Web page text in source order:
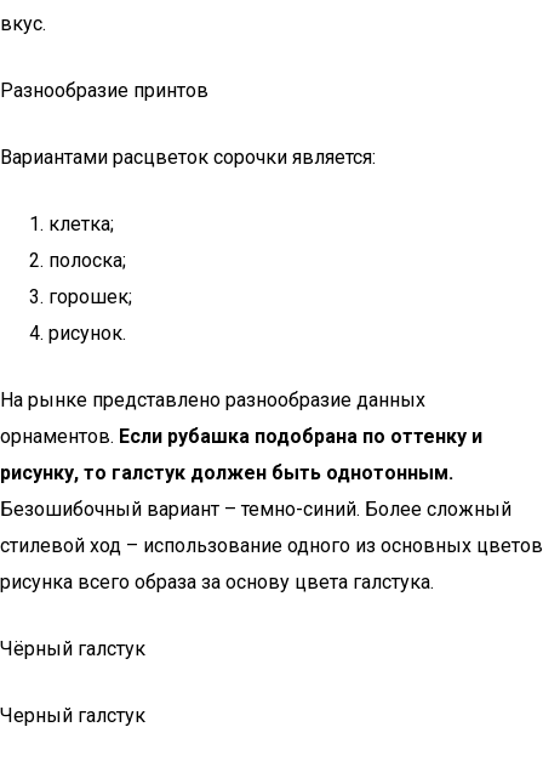
вкус.
Разнообразие принтов
Вариантами расцветок сорочки является:
клетка;
полоска;
горошек;
рисунок.
На рынке представлено разнообразие данных
орнаментов. Если рубашка подобрана по оттенку и
рисунку, то галстук должен быть однотонным.
Безошибочный вариант – темно-синий. Более сложный
стилевой ход – использование одного из основных цветов
рисунка всего образа за основу цвета галстука.
Чёрный галстук
Черный галстук